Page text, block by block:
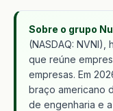
Sobre o grupo
(NASDAQ:
que reúne
empresas. Em
braço americano
de engenharia e